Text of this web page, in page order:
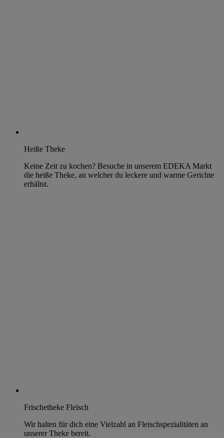
Heiße Theke
Keine Zeit zu kochen? Besuche in unserem EDEKA Markt
die heiße Theke, an welcher du leckere und warme Gerichte
erhältst.
Frischetheke Fleisch
Wir halten für dich eine Vielzahl an Fleischspezialitäten an
unserer Theke bereit.